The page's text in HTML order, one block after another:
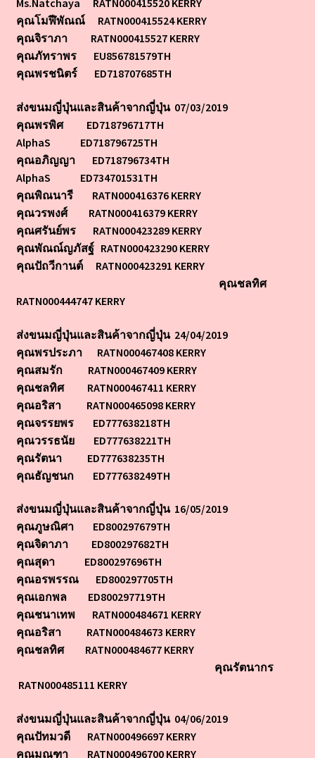
ขนมญี่ปุ่น หน้าที่ 1
ขนมญี่ปุ่น หน้าที่ 2
ขนมญี่ปุ่น หน้าที่ 3
ขนมญี่ปุ่น หน้าที่ 4
รายชื่อจัดส่งขนมญี่ปุ่น 2019
รายชื่อจัดส่งขนมญี่ปุ่น 2015-2018
Ms.Natchaya RATN000415520 KERRY
คุณโมฬีพัณณ์ RATN000415524 KERRY
คุณจิราภา RATN000415527 KERRY
คุณภัทราพร EU856781579TH
คุณพรชนิตร์ ED718707685TH
ส่งขนมญี่ปุ่นและสินค้าจากญี่ปุ่น 07/03/2019
คุณพรพิศ ED718796717TH
AlphaS ED718796725TH
คุณอภิญญา ED718796734TH
AlphaS ED734701531TH
คุณพิณนารี RATN000416376 KERRY
คุณวรพงศ์ RATN000416379 KERRY
คุณศรันย์พร RATN000423289 KERRY
คุณพัณณ์ญภัสฐ์ RATN000423290 KERRY
คุณปัถวีกานต์ RATN000423291 KERRY
คุณชลทิศ
RATN000444747 KERRY
ส่งขนมญี่ปุ่นและสินค้าจากญี่ปุ่น 24/04/2019
คุณพรประภา RATN000467408 KERRY
คุณสมรัก RATN000467409 KERRY
คุณชลทิศ RATN000467411 KERRY
คุณอริสา RATN000465098 KERRY
คุณจรรยพร ED777638218TH
คุณวรรธนัย ED777638221TH
คุณรัตนา ED777638235TH
คุณธัญชนก ED777638249TH
ส่งขนมญี่ปุ่นและสินค้าจากญี่ปุ่น 16/05/2019
คุณภูษณิศา ED800297679TH
คุณจิดาภา ED800297682TH
คุณสุดา ED800297696TH
คุณอรพรรณ ED800297705TH
คุณเอกพล ED800297719TH
คุณชนาเทพ RATN000484671 KERRY
คุณอริสา RATN000484673 KERRY
คุณชลทิศ RATN000484677 KERRY
คุณรัตนากร
RATN000485111 KERRY
ส่งขนมญี่ปุ่นและสินค้าจากญี่ปุ่น 04/06/2019
คุณปัทมวดี RATN000496697 KERRY
คุณมณฑา RATN000496700 KERRY